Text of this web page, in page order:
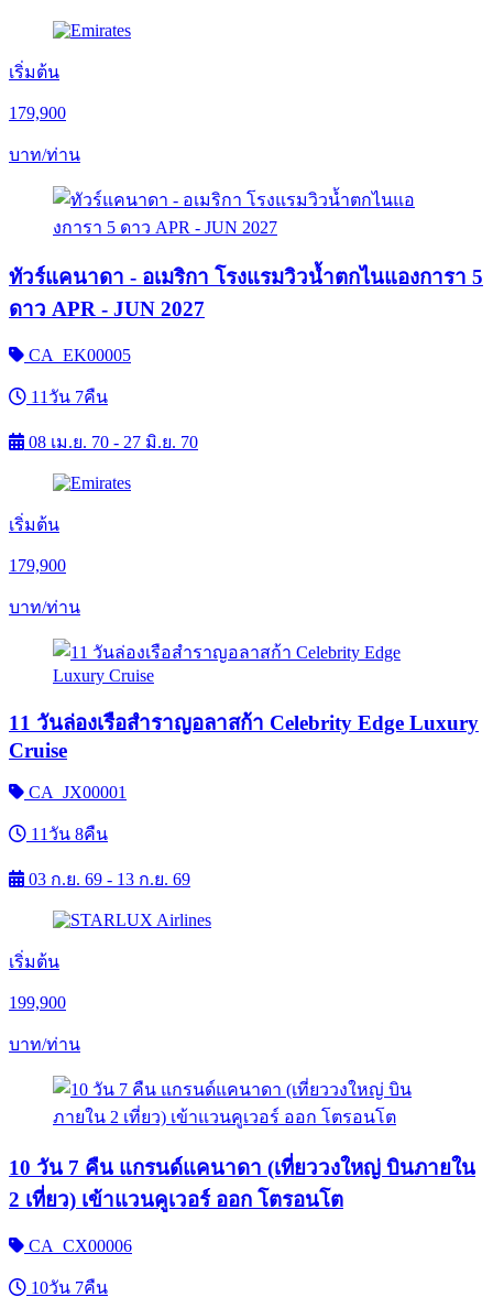
เริ่มต้น
179,900
บาท/ท่าน
ทัวร์แคนาดา - อเมริกา โรงแรมวิวน้ำตกไนแองการา 5
ดาว APR - JUN 2027
CA_EK00005
11วัน 7คืน
08 เม.ย. 70 - 27 มิ.ย. 70
เริ่มต้น
179,900
บาท/ท่าน
11 วันล่องเรือสำราญอลาสก้า Celebrity Edge Luxury
Cruise
CA_JX00001
11วัน 8คืน
03 ก.ย. 69 - 13 ก.ย. 69
เริ่มต้น
199,900
บาท/ท่าน
10 วัน 7 คืน แกรนด์แคนาดา (เที่ยววงใหญ่ บินภายใน
2 เที่ยว) เข้าแวนคูเวอร์ ออก โตรอนโต
CA_CX00006
10วัน 7คืน